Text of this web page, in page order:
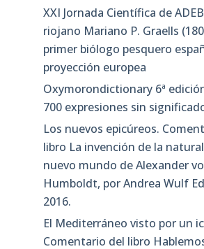
XXI Jornada Científica de
riojano Mariano P. Graells
primer biólogo pesquero
proyección europea
Oxymorondictionary 6ª
700 expresiones sin
Los nuevos epicúreos.
libro La invención de la
nuevo mundo de Alexander
Humboldt, por Andrea Wulf
2016.
El Mediterráneo visto por un
Comentario del libro